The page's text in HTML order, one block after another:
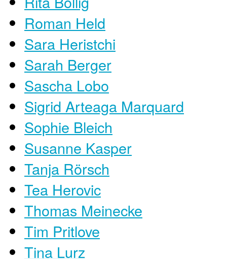
Roman Held
Sara Heristchi
Sarah Berger
Sascha Lobo
Sigrid Arteaga Marquard
Sophie Bleich
Susanne Kasper
Tanja Rörsch
Tea Herovic
Thomas Meinecke
Tim Pritlove
Tina Lurz